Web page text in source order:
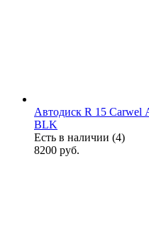
Автодиск R 15 Carwel
BLK
Есть в наличии (4)
8200 руб.